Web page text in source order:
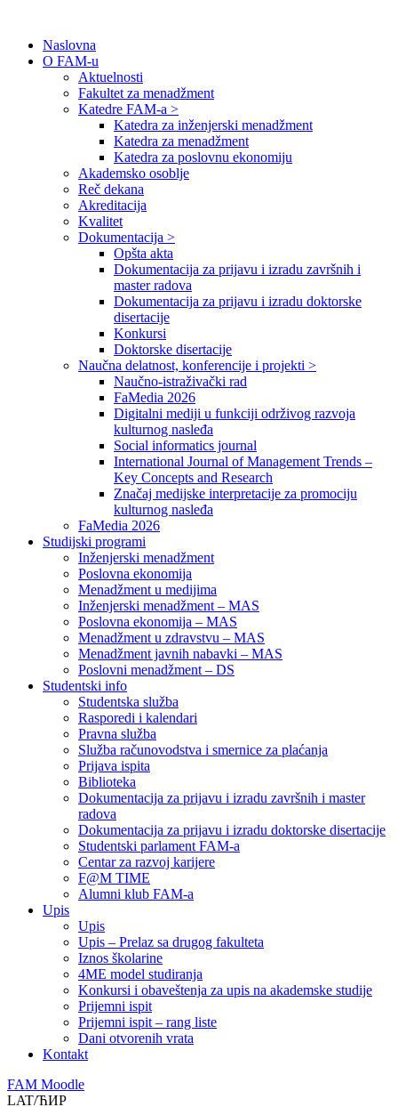
Naslovna
O FAM-u
Aktuelnosti
Fakultet za menadžment
Katedre FAM-a >
Katedra za inženjerski menadžment
Katedra za menadžment
Katedra za poslovnu ekonomiju
Akademsko osoblje
Reč dekana
Akreditacija
Kvalitet
Dokumentacija >
Opšta akta
Dokumentacija za prijavu i izradu završnih i
master radova
Dokumentacija za prijavu i izradu doktorske
disertacije
Konkursi
Doktorske disertacije
Naučna delatnost, konferencije i projekti >
Naučno-istraživački rad
FaMedia 2026
Digitalni mediji u funkciji održivog razvoja
kulturnog nasleđa
Social informatics journal
International Journal of Management Trends –
Key Concepts and Research
Značaj medijske interpretacije za promociju
kulturnog nasleđa
FaMedia 2026
Studijski programi
Inženjerski menadžment
Poslovna ekonomija
Menadžment u medijima
Inženjerski menadžment – MAS
Poslovna ekonomija – MAS
Menadžment u zdravstvu – MAS
Menadžment javnih nabavki – MAS
Poslovni menadžment – DS
Studentski info
Studentska služba
Rasporedi i kalendari
Pravna služba
Služba računovodstva i smernice za plaćanja
Prijava ispita
Biblioteka
Dokumentacija za prijavu i izradu završnih i master
radova
Dokumentacija za prijavu i izradu doktorske disertacije
Studentski parlament FAM-a
Centar za razvoj karijere
F@M TIME
Alumni klub FAM-a
Upis
Upis
Upis – Prelaz sa drugog fakulteta
Iznos školarine
4ME model studiranja
Konkursi i obaveštenja za upis na akademske studije
Prijemni ispit
Prijemni ispit – rang liste
Dani otvorenih vrata
Kontakt
FAM Moodle
LAT/ЋИР